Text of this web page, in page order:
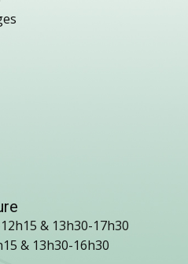
& 13h30-17h30
& 13h30-16h30